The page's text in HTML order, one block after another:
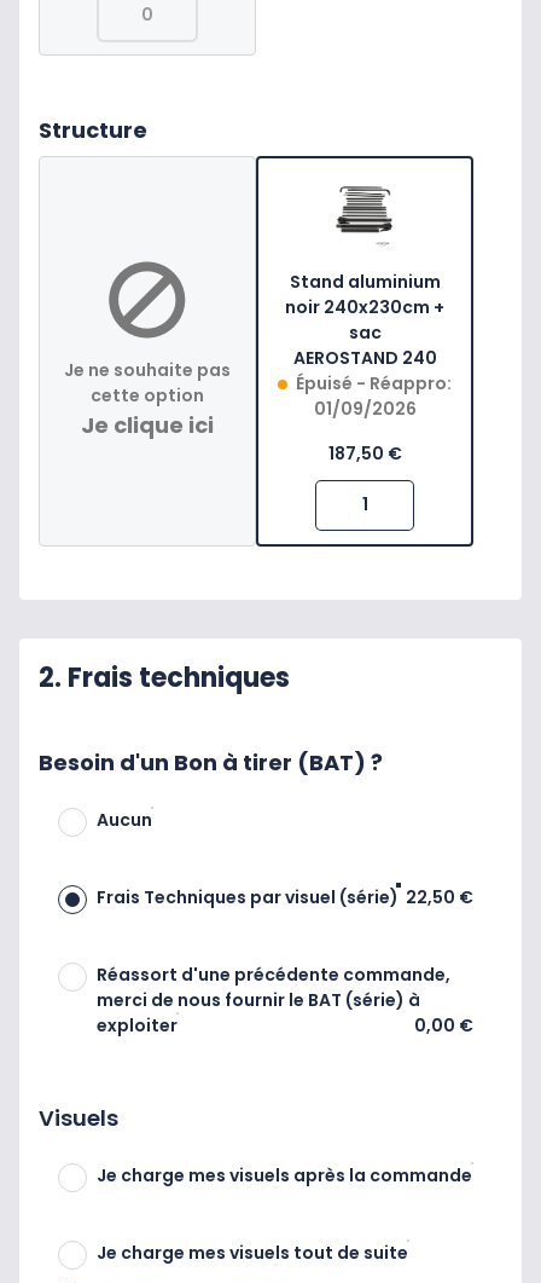
Structure
Je ne souhaite pas
cette option
Je clique ici
Stand aluminium
noir 240x230cm +
sac
AEROSTAND 240
01/09/2026
187,50 €
2. Frais techniques
Besoin d'un Bon à tirer (BAT) ?
Aucun
Frais Techniques par visuel (série) 22,50 €
Réassort d'une précédente commande,
merci de nous fournir le BAT (série) à
exploiter
0,00 €
Visuels
Je charge mes visuels après la commande
Je charge mes visuels tout de suite